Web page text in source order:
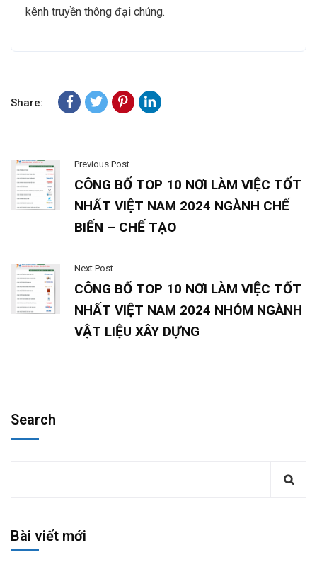
kênh truyền thông đại chúng.
Share:
Previous Post
CÔNG BỐ TOP 10 NƠI LÀM VIỆC TỐT
NHẤT VIỆT NAM 2024 NGÀNH CHẾ
BIẾN – CHẾ TẠO
Next Post
CÔNG BỐ TOP 10 NƠI LÀM VIỆC TỐT
NHẤT VIỆT NAM 2024 NHÓM NGÀNH
VẬT LIỆU XÂY DỰNG
Search
Bài viết mới